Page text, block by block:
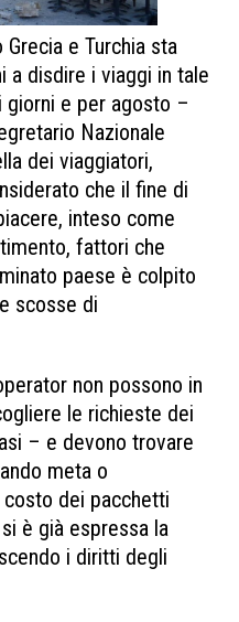
e Turchia sta
a disdire i viaggi in tale
e per agosto –
Nazionale
dei viaggiatori,
che il fine di
inteso come
fattori che
paese è colpito
scosse di
non possono in
le richieste dei
– e devono trovare
meta o
dei pacchetti
è già espressa la
i diritti degli